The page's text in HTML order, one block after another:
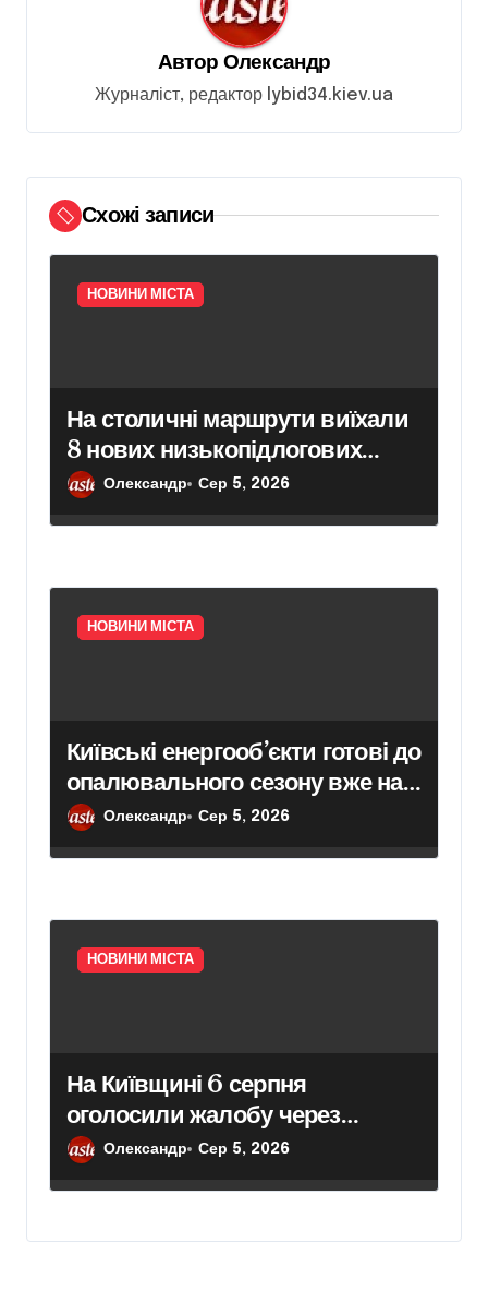
с
і
в
Автор Олександр
Журналіст, редактор lybid34.kiev.ua
Схожі записи
НОВИНИ МІСТА
На столичні маршрути виїхали
8 нових низькопідлогових
тролейбусів
Олександр Сер 5, 2026
НОВИНИ МІСТА
Київські енергооб’єкти готові до
опалювального сезону вже на
65%Олександр Сер 5, 2026
НОВИНИ МІСТА
На Київщині 6 серпня
оголосили жалобу через
загиблих унаслідок російського
Олександр Сер 5, 2026